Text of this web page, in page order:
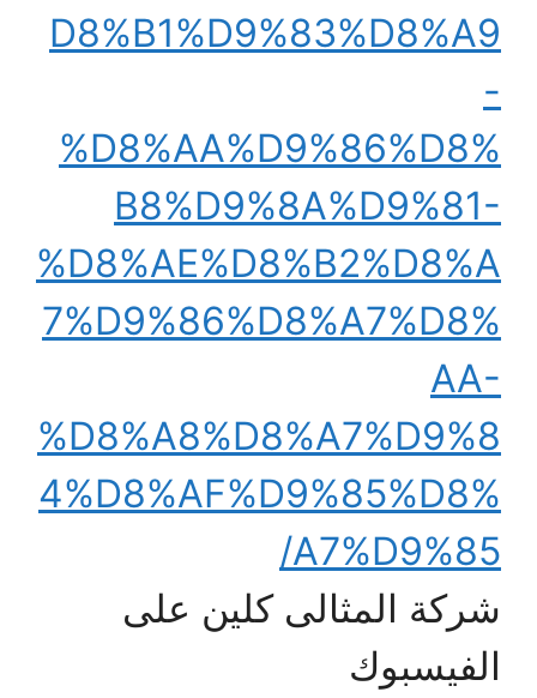
D8%B1%D9%83%D8%A9
-
%D8%AA%D9%86%D8%
B8%D9%8A%D9%81-
%D8%AE%D8%B2%D8%A
7%D9%86%D8%A7%D8%
AA-
%D8%A8%D8%A7%D9%8
4%D8%AF%D9%85%D8%
A7%D9%85/
شركة المثالى كلين على
الفيسبوك